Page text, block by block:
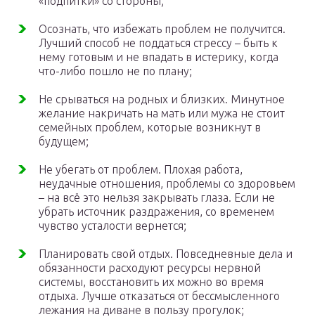
Осознать, что избежать проблем не получится.
Лучший способ не поддаться стрессу – быть к
нему готовым и не впадать в истерику, когда
что-либо пошло не по плану;
Не срываться на родных и близких. Минутное
желание накричать на мать или мужа не стоит
семейных проблем, которые возникнут в
будущем;
Не убегать от проблем. Плохая работа,
неудачные отношения, проблемы со здоровьем
– на всё это нельзя закрывать глаза. Если не
убрать источник раздражения, со временем
чувство усталости вернется;
Планировать свой отдых. Повседневные дела и
обязанности расходуют ресурсы нервной
системы, восстановить их можно во время
отдыха. Лучше отказаться от бессмысленного
лежания на диване в пользу прогулок;